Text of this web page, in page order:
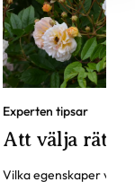
Experten tipsar
Att välja rätt
Vilka egenskaper vill